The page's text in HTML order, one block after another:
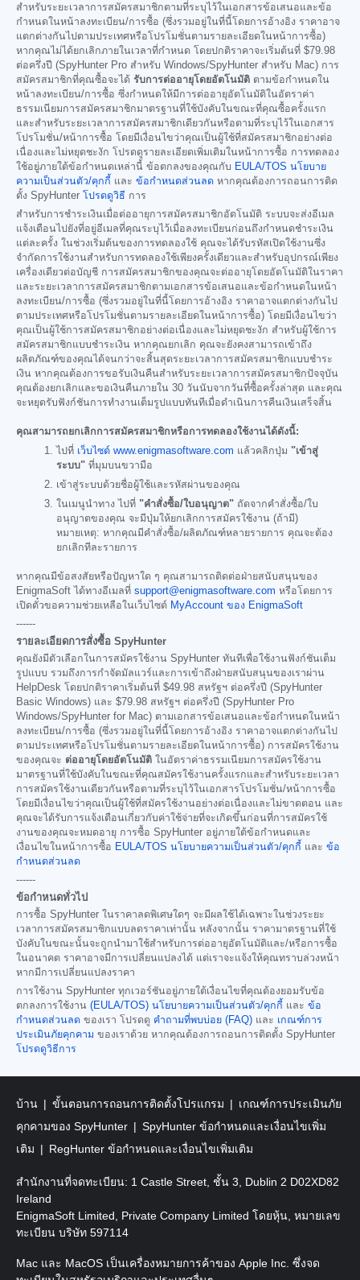
สำหรับระยะเวลาการสมัครสมาชิกตามที่ระบุไว้ในเอกสารข้อเสนอและข้อ
กำหนดในหน้าลงทะเบียน/การซื้อ (ซึ่งรวมอยู่ในที่นี้โดยการอ้างอิง ราคาอาจ
แตกต่างกันไปตามประเทศหรือโปรโมชั่นตามรายละเอียดในหน้าการซื้อ)
หากคุณไม่ได้ยกเลิกภายในเวลาที่กำหนด โดยปกติราคาจะเริ่มต้นที่ $79.98
ต่อครึ่งปี (SpyHunter Pro สำหรับ Windows/SpyHunter สำหรับ Mac) การ
สมัครสมาชิกที่คุณซื้อจะได้ รับการต่ออายุโดยอัตโนมัติ ตามข้อกำหนดใน
หน้าลงทะเบียน/การซื้อ ซึ่งกำหนดให้มีการต่ออายุอัตโนมัติในอัตราค่า
ธรรมเนียมการสมัครสมาชิกมาตรฐานที่ใช้บังคับในขณะที่คุณซื้อครั้งแรก
และสำหรับระยะเวลาการสมัครสมาชิกเดียวกันหรือตามที่ระบุไว้ในเอกสาร
โปรโมชั่น/หน้าการซื้อ โดยมีเงื่อนไขว่าคุณเป็นผู้ใช้ที่สมัครสมาชิกอย่างต่อ
เนื่องและไม่หยุดชะงัก โปรดดูรายละเอียดเพิ่มเติมในหน้าการซื้อ การทดลอง
ใช้อยู่ภายใต้ข้อกำหนดเหล่านี้ ข้อตกลงของคุณกับ EULA/TOS นโยบาย
ความเป็นส่วนตัว/คุกกี้ และ ข้อกำหนดส่วนลด หากคุณต้องการถอนการติด
ตั้ง SpyHunter โปรดดูวิธี การ
สำหรับการชำระเงินเมื่อต่ออายุการสมัครสมาชิกอัตโนมัติ ระบบจะส่งอีเมล
แจ้งเตือนไปยังที่อยู่อีเมลที่คุณระบุไว้เมื่อลงทะเบียนก่อนถึงกำหนดชำระเงิน
แต่ละครั้ง ในช่วงเริ่มต้นของการทดลองใช้ คุณจะได้รับรหัสเปิดใช้งานซึ่ง
จำกัดการใช้งานสำหรับการทดลองใช้เพียงครั้งเดียวและสำหรับอุปกรณ์เพียง
เครื่องเดียวต่อบัญชี การสมัครสมาชิกของคุณจะต่ออายุโดยอัตโนมัติในราคา
และระยะเวลาการสมัครสมาชิกตามเอกสารข้อเสนอและข้อกำหนดในหน้า
ลงทะเบียน/การซื้อ (ซึ่งรวมอยู่ในที่นี้โดยการอ้างอิง ราคาอาจแตกต่างกันไป
ตามประเทศหรือโปรโมชั่นตามรายละเอียดในหน้าการซื้อ) โดยมีเงื่อนไขว่า
คุณเป็นผู้ใช้การสมัครสมาชิกอย่างต่อเนื่องและไม่หยุดชะงัก สำหรับผู้ใช้การ
สมัครสมาชิกแบบชำระเงิน หากคุณยกเลิก คุณจะยังคงสามารถเข้าถึง
ผลิตภัณฑ์ของคุณได้จนกว่าจะสิ้นสุดระยะเวลาการสมัครสมาชิกแบบชำระ
เงิน หากคุณต้องการขอรับเงินคืนสำหรับระยะเวลาการสมัครสมาชิกปัจจุบัน
คุณต้องยกเลิกและขอเงินคืนภายใน 30 วันนับจากวันที่ซื้อครั้งล่าสุด และคุณ
จะหยุดรับฟังก์ชันการทำงานเต็มรูปแบบทันทีเมื่อดำเนินการคืนเงินเสร็จสิ้น
คุณสามารถยกเลิกการสมัครสมาชิกหรือการทดลองใช้งานได้ดังนี้:
ไปที่ เว็บไซต์ www.enigmasoftware.com แล้วคลิกปุ่ม "เข้าสู่
ระบบ" ที่มุมบนขวามือ
เข้าสู่ระบบด้วยชื่อผู้ใช้และรหัสผ่านของคุณ
ในเมนูนำทาง ไปที่ "คำสั่งซื้อ/ใบอนุญาต" ถัดจากคำสั่งซื้อ/ใบ
อนุญาตของคุณ จะมีปุ่มให้ยกเลิกการสมัครใช้งาน (ถ้ามี)
หมายเหตุ: หากคุณมีคำสั่งซื้อ/ผลิตภัณฑ์หลายรายการ คุณจะต้อง
ยกเลิกทีละรายการ
หากคุณมีข้อสงสัยหรือปัญหาใด ๆ คุณสามารถติดต่อฝ่ายสนับสนุนของ
EnigmaSoft ได้ทางอีเมลที่ support@enigmasoftware.com หรือโดยการ
เปิดตั๋วขอความช่วยเหลือในเว็บไซต์ MyAccount ของ EnigmaSoft
------
รายละเอียดการสั่งซื้อ SpyHunter
คุณยังมีตัวเลือกในการสมัครใช้งาน SpyHunter ทันทีเพื่อใช้งานฟังก์ชันเต็ม
รูปแบบ รวมถึงการกำจัดมัลแวร์และการเข้าถึงฝ่ายสนับสนุนของเราผ่าน
HelpDesk โดยปกติราคาเริ่มต้นที่ $49.98 สหรัฐฯ ต่อครึ่งปี (SpyHunter
Basic Windows) และ $79.98 สหรัฐฯ ต่อครึ่งปี (SpyHunter Pro
Windows/SpyHunter for Mac) ตามเอกสารข้อเสนอและข้อกำหนดในหน้า
ลงทะเบียน/การซื้อ (ซึ่งรวมอยู่ในที่นี้โดยการอ้างอิง ราคาอาจแตกต่างกันไป
ตามประเทศหรือโปรโมชั่นตามรายละเอียดในหน้าการซื้อ) การสมัครใช้งาน
ของคุณจะ ต่ออายุโดยอัตโนมัติ ในอัตราค่าธรรมเนียมการสมัครใช้งาน
มาตรฐานที่ใช้บังคับในขณะที่คุณสมัครใช้งานครั้งแรกและสำหรับระยะเวลา
การสมัครใช้งานเดียวกันหรือตามที่ระบุไว้ในเอกสารโปรโมชั่น/หน้าการซื้อ
โดยมีเงื่อนไขว่าคุณเป็นผู้ใช้ที่สมัครใช้งานอย่างต่อเนื่องและไม่ขาดตอน และ
คุณจะได้รับการแจ้งเตือนเกี่ยวกับค่าใช้จ่ายที่จะเกิดขึ้นก่อนที่การสมัครใช้
งานของคุณจะหมดอายุ การซื้อ SpyHunter อยู่ภายใต้ข้อกำหนดและ
เงื่อนไขในหน้าการซื้อ EULA/TOS นโยบายความเป็นส่วนตัว/คุกกี้ และ ข้อ
กำหนดส่วนลด
------
ข้อกำหนดทั่วไป
การซื้อ SpyHunter ในราคาลดพิเศษใดๆ จะมีผลใช้ได้เฉพาะในช่วงระยะ
เวลาการสมัครสมาชิกแบบลดราคาเท่านั้น หลังจากนั้น ราคามาตรฐานที่ใช้
บังคับในขณะนั้นจะถูกนำมาใช้สำหรับการต่ออายุอัตโนมัติและ/หรือการซื้อ
ในอนาคต ราคาอาจมีการเปลี่ยนแปลงได้ แต่เราจะแจ้งให้คุณทราบล่วงหน้า
หากมีการเปลี่ยนแปลงราคา
การใช้งาน SpyHunter ทุกเวอร์ชันอยู่ภายใต้เงื่อนไขที่คุณต้องยอมรับข้อ
ตกลงการใช้งาน (EULA/TOS) นโยบายความเป็นส่วนตัว/คุกกี้ และ ข้อ
กำหนดส่วนลด ของเรา โปรดดู คำถามที่พบบ่อย (FAQ) และ เกณฑ์การ
ประเมินภัยคุกคาม ของเราด้วย หากคุณต้องการถอนการติดตั้ง SpyHunter
โปรดดูวิธีการ
บ้าน ขั้นตอนการถอนการติดตั้งโปรแกรม
เกณฑ์การประเมินภัย
คุกคามของ SpyHunter
SpyHunter ข้อกำหนดและเงื่อนไขเพิ่ม
เติม
RegHunter ข้อกำหนดและเงื่อนไขเพิ่มเติม
สำนักงานที่จดทะเบียน: 1 Castle Street, ชั้น 3, Dublin 2 D02XD82
Ireland
EnigmaSoft Limited, Private Company Limited โดยหุ้น, หมายเลข
ทะเบียน บริษัท 597114
Mac และ MacOS เป็นเครื่องหมายการค้าของ Apple Inc. ซึ่งจด